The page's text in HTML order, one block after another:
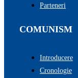
Parteneri
COMUNISM
Introducere
Cronologie